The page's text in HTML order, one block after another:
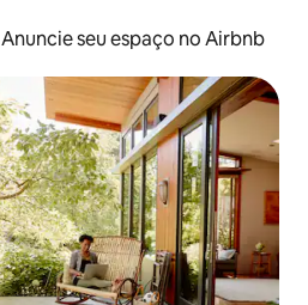
Anuncie seu espaço no Airbnb